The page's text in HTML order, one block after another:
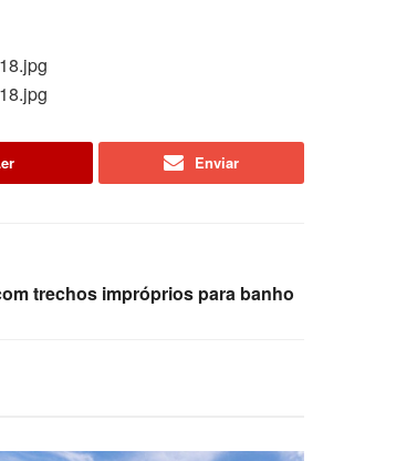
Enviar
trechos impróprios para banho